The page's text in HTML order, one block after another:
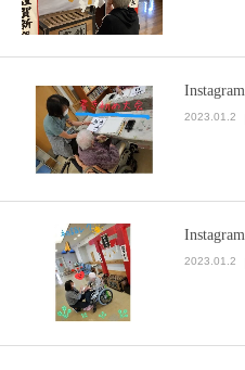
2023.01.2
2023.01.2